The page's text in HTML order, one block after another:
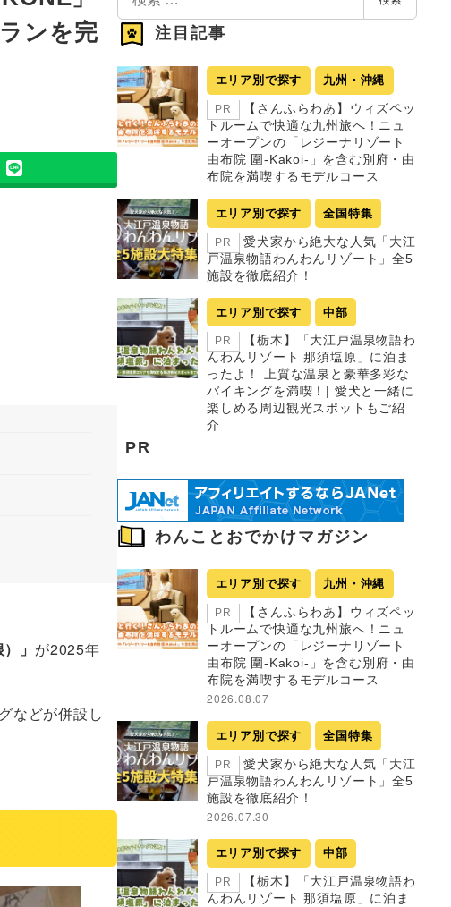
ンを完
」 が2025年
などが併設し
索
注目記事
エリア別で探す 九州・沖縄
PR
【さんふらわあ】ウィズペッ
トルームで快適な九州旅へ！ニュ
ーオープンの「レジーナリゾート
由布院 圍-Kakoi-」を含む別府・由
布院を満喫するモデルコース
エリア別で探す 全国特集
PR
愛犬家から絶大な人気「大江
戸温泉物語わんわんリゾート」全5
施設を徹底紹介！
エリア別で探す 中部
PR
【栃木】「大江戸温泉物語わ
んわんリゾート 那須塩原」に泊ま
ったよ！ 上質な温泉と豪華多彩な
バイキングを満喫！| 愛犬と一緒に
楽しめる周辺観光スポットもご紹
介
PR
わんことおでかけマガジン
エリア別で探す 九州・沖縄
PR
【さんふらわあ】ウィズペッ
トルームで快適な九州旅へ！ニュ
ーオープンの「レジーナリゾート
由布院 圍-Kakoi-」を含む別府・由
布院を満喫するモデルコース
2026.08.07
エリア別で探す 全国特集
PR
愛犬家から絶大な人気「大江
戸温泉物語わんわんリゾート」全5
施設を徹底紹介！
2026.07.30
エリア別で探す 中部
PR
【栃木】「大江戸温泉物語わ
んわんリゾート 那須塩原」に泊ま